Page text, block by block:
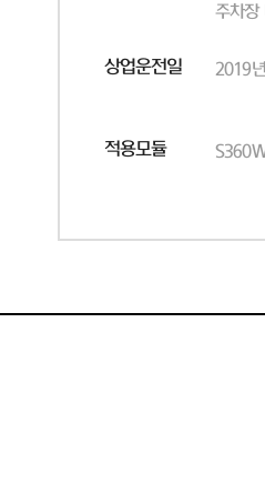
주차장
상업운전일 2019
적용모듈